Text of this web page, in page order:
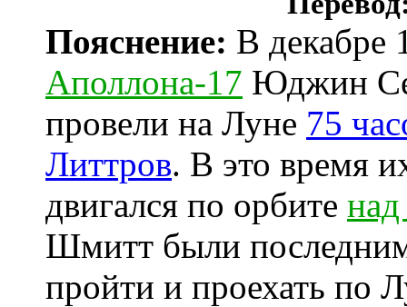
Пояснение: В декабре
Аполлона-17 Юджин
провели на Луне 75
Литтров. В это время
двигался по орбите
Шмитт были
пройти и проехать по